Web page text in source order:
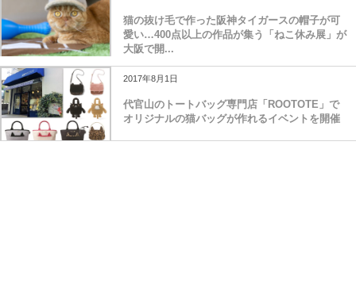
猫の抜け毛で作った阪神タイガースの帽子が可
愛い…400点以上の作品が集う「ねこ休み展」が
大阪で開...
2017年8月1日
代官山のトートバッグ専門店「ROOTOTE」で
オリジナルの猫バッグが作れるイベントを開催